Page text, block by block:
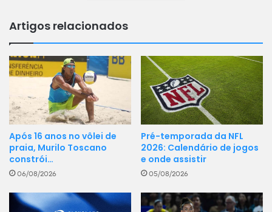
Artigos relacionados
Após 16 anos no vôlei de
praia, Murilo Toscano
constrói…
06/08/2026
Pré-temporada da NFL
2026: Calendário de jogos
e onde assistir
05/08/2026